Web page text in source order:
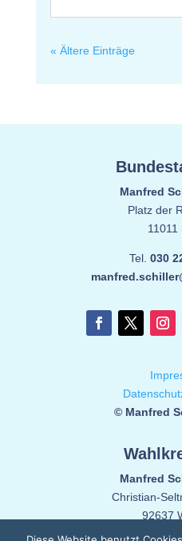
« Ältere Einträge
Manfred
Platz der
11011
Tel.030
© Manfred
Manfred
Christian-
92637